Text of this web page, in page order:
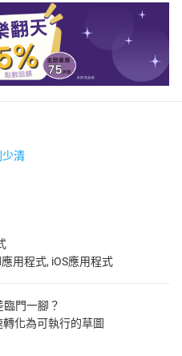
少清
用程式, iOS應用程式
門一腳？
化為可執行的草圖